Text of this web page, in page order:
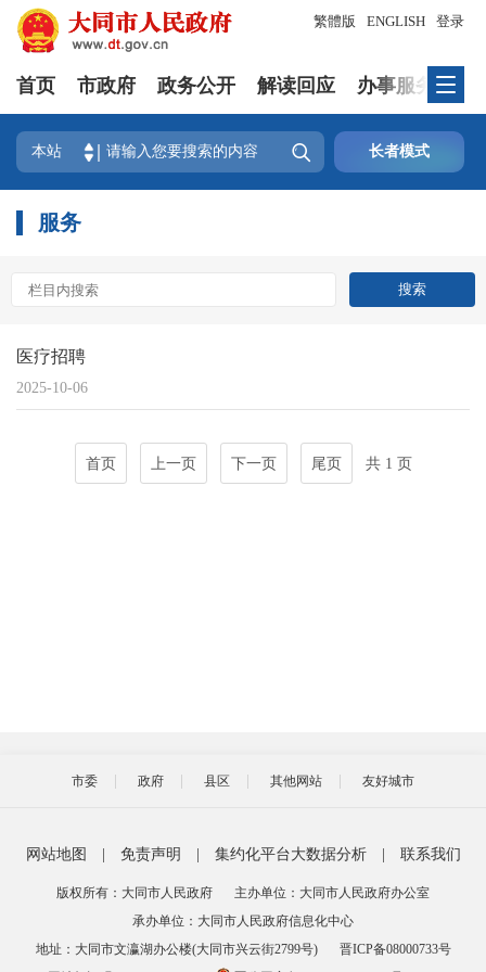
登录
繁體版 ENGLISH
首页 市政府 政务公开 解读回应 办事服务
本站  长者模式
服务
医疗招聘
2025-10-06
首页 上一页 下一页 尾页 共 1 页
市委 政府 县区 其他网站 友好城市
网站地图 免责声明 集约化平台大数据分析 联系我们
版权所有：大同市人民政府
主办单位：大同市人民政府办公室
承办单位：大同市人民政府信息化中心
地址：大同市文瀛湖办公楼(大同市兴云街2799号)
晋ICP备08000733号